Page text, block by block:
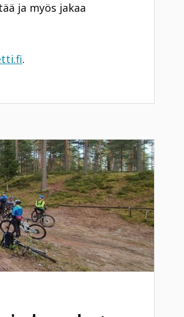
ja myös jakaa
.